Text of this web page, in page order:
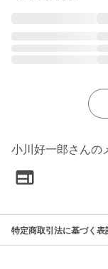
小川好一郎さんの
特定商取引法に基づく表